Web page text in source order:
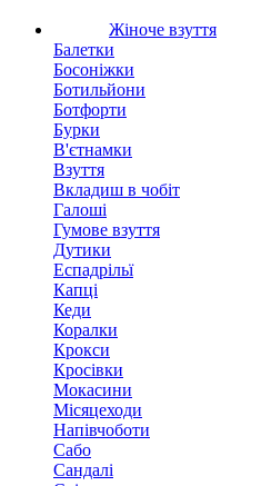
Жіноче взуття
Балетки
Босоніжки
Ботильйони
Ботфорти
Бурки
В'єтнамки
Взуття
Вкладиш в чобіт
Галоші
Гумове взуття
Дутики
Еспадрільї
Капці
Кеди
Коралки
Крокси
Кросівки
Мокасини
Місяцеходи
Напівчоботи
Сабо
Сандалі